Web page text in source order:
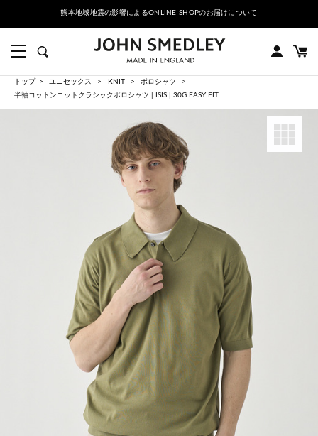
熊本地域地震の影響によるONLINE SHOPのお届けについて
トップ ユニセックス KNIT
ポロシャツ
半袖コットンニットクラシックポロシャツ | ISIS | 30G EASY FIT